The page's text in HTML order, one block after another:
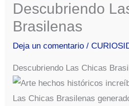
Descubriendo
Brasilenas
Deja un comentario /
Descubriendo Las Chicas